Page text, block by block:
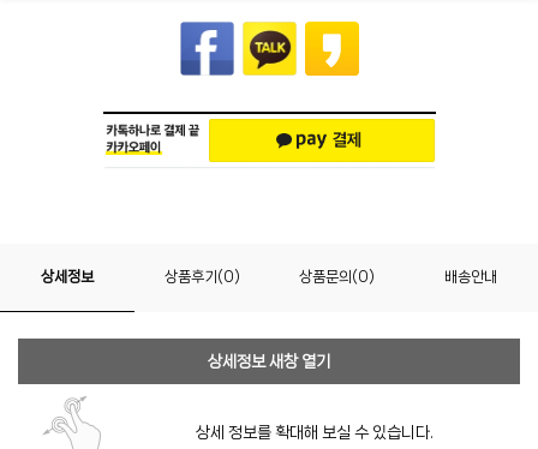
상세정보 상품후기(0) 상품문의(0) 배송안내
상세정보 새창 열기
상세 정보를 확대해 보실 수 있습니다.